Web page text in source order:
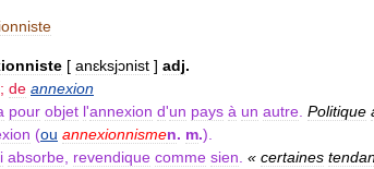
[ anɛksjɔnist ] adj.
; de annexion
pour objet l'annexion d'un pays à un autre Politique
(ou annexionnismen. m.).
absorbe revendique comme sien « certaines